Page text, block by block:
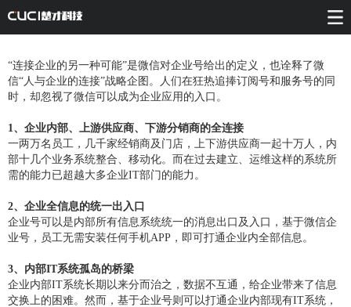
“连接企业的另一种可能”是微信对企业号给出的定义，也诠释了微
信“人与企业的连接”战略企图。人们在狂热追捧订阅号和服务号的同
时，却忽视了微信可以成为企业应用的入口。
1、企业内部、上游供应商、下游分销商的全连接
一两万名员工，几千家经销商及门店，上下游供应商一起十万人，内
部十几个业务系统整合、移动化。而在过去建立、运维这样的系统所
需的能力已超越大多企业IT部门的能力。
2、企业全信息的统一出入口
企业号可以是内部所有信息系统统一的消息出口及入口，基于微信企
业号，员工无需安装任何手机APP，即可打通企业内全部信息。
3、内部IT系统孤岛的桥梁
企业内部IT系统长期以来分而治之，数据不互通，给企业带来了信息
交换上的困难。然而，基于企业号则可以打通企业内部现有IT系统，